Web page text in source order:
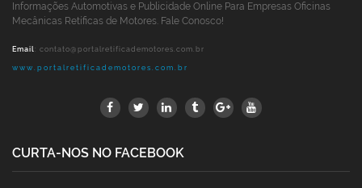
Informações Automotivas e Publicidade Online Para Empresas Oficinas
Mecânicas Retíficas de Motores. Fale Conosco!
Email: contato@portalretificademotores.com.br
www.portalretificademotores.com.br
CURTA-NOS NO FACEBOOK